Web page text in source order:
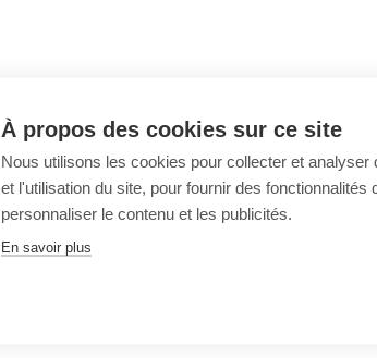
À propos des cookies sur ce site
Nous utilisons les cookies pour collecter et
et l'utilisation du site, pour fournir des
personnaliser le contenu et les publicités.
En savoir plus